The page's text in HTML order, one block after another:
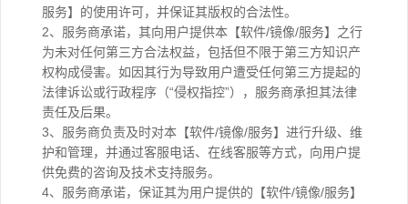
服务】的使用许可，并保证其版权的合法性。
2、服务商承诺，其向用户提供本【软件/镜像/服务】之行
为未对任何第三方合法权益，包括但不限于第三方知识产
权构成侵害。如因其行为导致用户遭受任何第三方提起的
法律诉讼或行政程序（“侵权指控”），服务商承担其法律
责任及后果。
3、服务商负责及时对本【软件/镜像/服务】进行升级、维
护和管理，并通过客服电话、在线客服等方式，向用户提
供免费的咨询及技术支持服务。
4、服务商承诺，保证其为用户提供的【软件/镜像/服务】